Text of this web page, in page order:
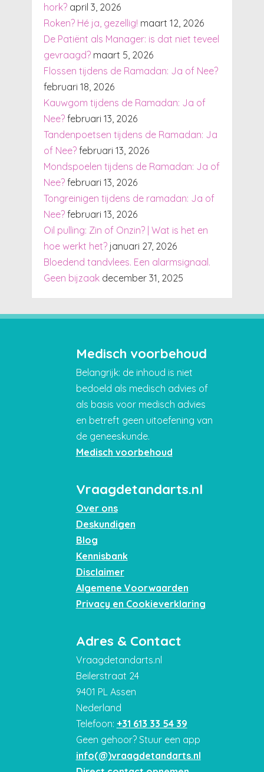
hork? april 3, 2026
Roken? Hé ja, gezellig! maart 12, 2026
De Patiënt als Manager: is dat niet teveel
gevraagd? maart 5, 2026
Flossen tijdens de Ramadan: Ja of Nee?
februari 18, 2026
Kauwgom tijdens de Ramadan: Ja of
Nee? februari 13, 2026
Tandenpoetsen tijdens de Ramadan: Ja
of Nee? februari 13, 2026
Mondspoelen tijdens de Ramadan: Ja of
Nee? februari 13, 2026
Tongreinigen tijdens de ramadan: Ja of
Nee? februari 13, 2026
Oil pulling: Zin of Onzin? | Wat is het en
hoe werkt het? januari 27, 2026
Bloedend tandvlees. Een alarmsignaal.
Geen bijzaak december 31, 2025
Medisch voorbehoud
Belangrijk: de inhoud is niet
bedoeld als medisch advies of
als basis voor medisch advies
en betreft geen uitoefening van
de geneeskunde.
Medisch voorbehoud
Vraagdetandarts.nl
Over ons
Deskundigen
Blog
Kennisbank
Disclaimer
Algemene Voorwaarden
Privacy en Cookieverklaring
Adres & Contact
Vraagdetandarts.nl
Beilerstraat 24
9401 PL Assen
Nederland
Telefoon: +31 613 33 54 39
Geen gehoor? Stuur een app
info(@)vraagdetandarts.nl